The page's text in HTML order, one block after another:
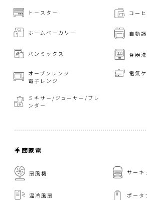
トースター コー
ホームベーカリー 自動
パンミックス 食器
オーブンレンジ
電子レンジ
電気
ミキサー/ジューサー/ ブレ
ンダー
季節家電
扇風機 サーキ
温冷風扇 ポータ